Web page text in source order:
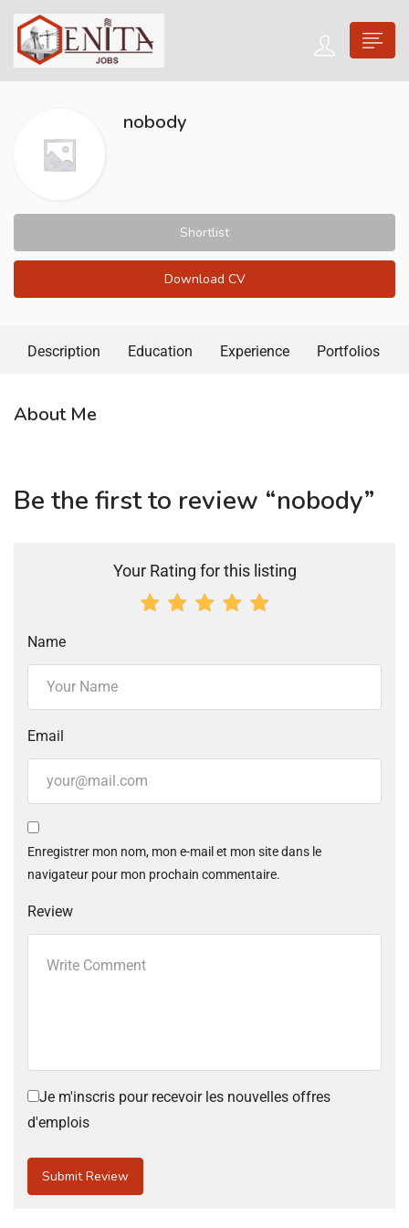
nobody
Shortlist
Download CV
Description Education Experience Portfolios
About Me
Be the first to review “nobody”
Your Rating for this listing
Name
Email
Enregistrer mon nom, mon e-mail et mon site dans le
navigateur pour mon prochain commentaire.
Review
Je m'inscris pour recevoir les nouvelles offres
d'emplois